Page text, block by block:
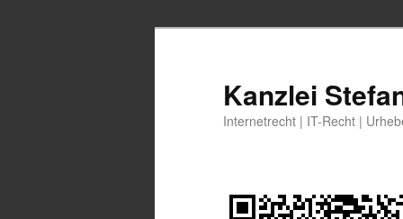
Kanzlei
Internetrecht | IT-Recht |